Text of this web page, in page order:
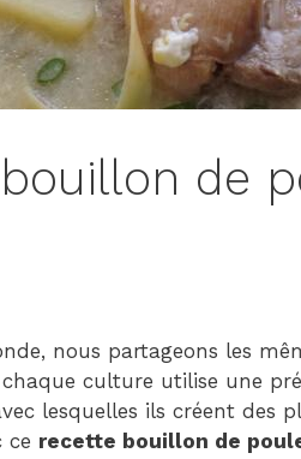
de
nous partageons les
culture utilise une
lesquelles ils créent des
ce recette bouillon de